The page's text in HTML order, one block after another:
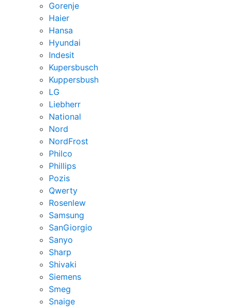
Gorenje
Haier
Hansa
Hyundai
Indesit
Kupersbusch
Kuppersbush
LG
Liebherr
National
Nord
NordFrost
Philco
Phillips
Pozis
Qwerty
Rosenlew
Samsung
SanGiorgio
Sanyo
Sharp
Shivaki
Siemens
Smeg
Snaige